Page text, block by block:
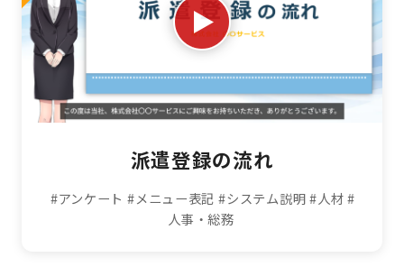
派遣登録の流れ
#アンケート #メニュー表記 #システム説明 #人材 #
人事・総務